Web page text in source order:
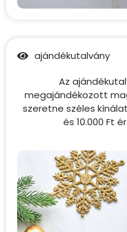
ajándékutalvány
Az
megajándékozott
szeretne széles
és 10.000 Ft